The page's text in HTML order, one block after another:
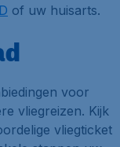
of uw huisarts.
voor
vliegreizen. Kijk
vliegticket